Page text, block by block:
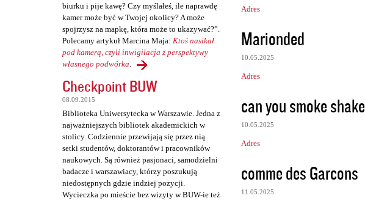
biurku i pije kawę? Czy myślałeś, ile naprawdę
kamer może być w Twojej okolicy? A może
spojrzysz na mapkę, która może to ukazywać?”.
Polecamy artykuł Marcina Maja: Ktoś nasikał
pod kamerą, czyli inwigilacja z perspektywy
własnego podwórka.
Checkpoint BUW
08.09.2015
Biblioteka Uniwersytecka w Warszawie. Jedna z
najważniejszych bibliotek akademickich w
stolicy. Codziennie przewijają się przez nią
setki studentów, doktorantów i pracowników
naukowych. Są również pasjonaci, samodzielni
badacze i warszawiacy, którzy poszukują
niedostępnych gdzie indziej pozycji.
Wycieczka po mieście bez wizyty w BUW-ie też
r
z
e
Adres
Marionded
10.05.2025
Adres
can you smoke shake
10.05.2025
Adres
comme des Garcons
11.05.2025